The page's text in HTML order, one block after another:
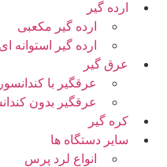
ارده گیر
ارده گیر مکعبی
ارده گیر استوانه ای
عرق گیر
عرقگیر با کندانسور
عرقگیر بدون
کره گیر
سایر دستگاه ها
انواع لرد پرس